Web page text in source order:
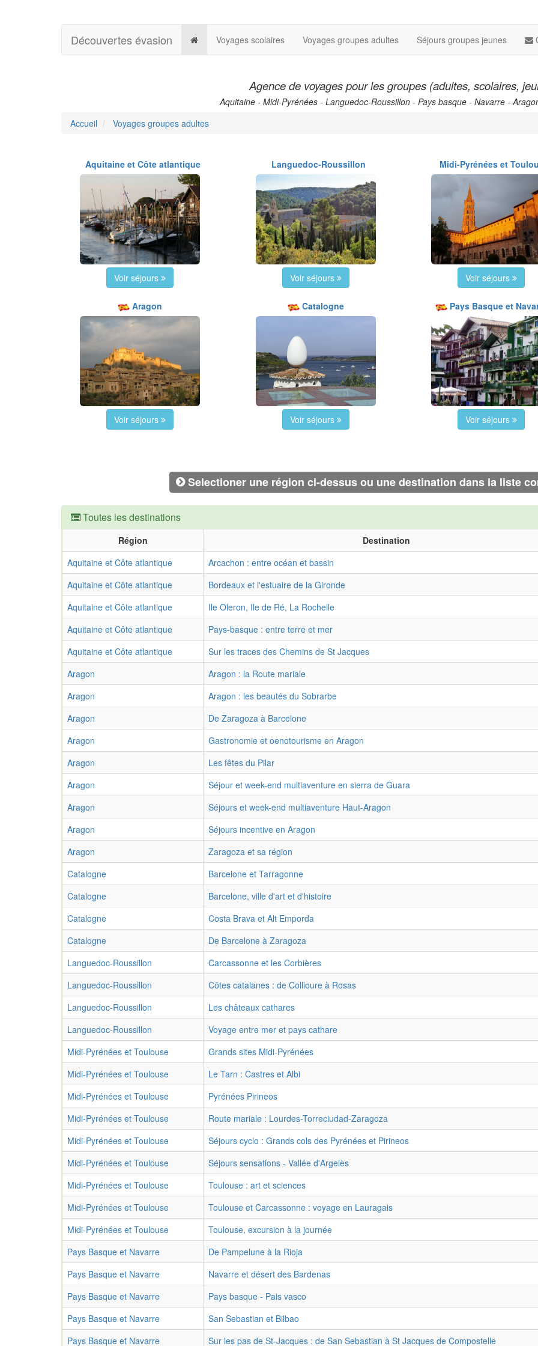
Découvertes évasion Voyages scolaires Voyages groupes adultes Séjours groupes jeunes
Agence de voyages pour les groupes (adultes, scolaires,
Aquitaine - Midi-Pyrénées - Languedoc-Roussillon - Pays basque - Navarre -
Accueil
Voyages groupes adultes
Aquitaine et Côte atlantique
Voir séjours
Languedoc-Roussillon
Voir séjours
Midi-Pyrénées et
Voir séjours
Aragon
Voir séjours
Catalogne
Voir séjours
Pays Basque et
Voir séjours
Selectioner une région ci-dessus ou une destination dans la liste
Toutes les destinations
Région
Destination
Aquitaine et Côte atlantique
Arcachon : entre océan et bassin
Aquitaine et Côte atlantique
Bordeaux et l'estuaire de la Gironde
Aquitaine et Côte atlantique
Ile Oleron, Ile de Ré, La Rochelle
Aquitaine et Côte atlantique
Pays-basque : entre terre et mer
Aquitaine et Côte atlantique
Sur les traces des Chemins de St Jacques
Aragon
Aragon : la Route mariale
Aragon
Aragon : les beautés du Sobrarbe
Aragon
De Zaragoza à Barcelone
Aragon
Gastronomie et oenotourisme en Aragon
Aragon
Les fêtes du Pilar
Aragon
Séjour et week-end multiaventure en sierra de Guara
Aragon
Séjours et week-end multiaventure Haut-Aragon
Aragon
Séjours incentive en Aragon
Aragon
Zaragoza et sa région
Catalogne
Barcelone et Tarragonne
Catalogne
Barcelone, ville d'art et d'histoire
Catalogne
Costa Brava et Alt Emporda
Catalogne
De Barcelone à Zaragoza
Languedoc-Roussillon
Carcassonne et les Corbières
Languedoc-Roussillon
Côtes catalanes : de Collioure à Rosas
Languedoc-Roussillon
Les châteaux cathares
Languedoc-Roussillon
Voyage entre mer et pays cathare
Midi-Pyrénées et Toulouse
Grands sites Midi-Pyrénées
Midi-Pyrénées et Toulouse
Le Tarn : Castres et Albi
Midi-Pyrénées et Toulouse
Pyrénées Pirineos
Midi-Pyrénées et Toulouse
Route mariale : Lourdes-Torreciudad-Zaragoza
Midi-Pyrénées et Toulouse
Séjours cyclo : Grands cols des Pyrénées et Pirineos
Midi-Pyrénées et Toulouse
Séjours sensations - Vallée d'Argelès
Midi-Pyrénées et Toulouse
Toulouse : art et sciences
Midi-Pyrénées et Toulouse
Toulouse et Carcassonne : voyage en Lauragais
Midi-Pyrénées et Toulouse
Toulouse, excursion à la journée
Pays Basque et Navarre
De Pampelune à la Rioja
Pays Basque et Navarre
Navarre et désert des Bardenas
Pays Basque et Navarre
Pays basque - Pais vasco
Pays Basque et Navarre
San Sebastian et Bilbao
Pays Basque et Navarre
Sur les pas de St-Jacques : de San Sebastian à St Jacques de Compostelle